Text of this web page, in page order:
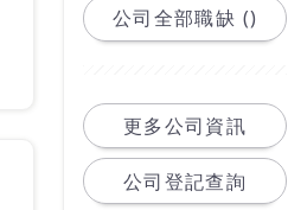
公司全部職缺 ()
更多公司資訊
公司登記查詢